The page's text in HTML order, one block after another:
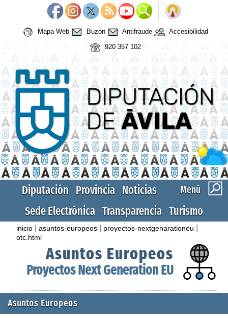
Mapa Web Buzón Antifraude
Accesibilidad
920 357 102
Menú
Diputación Provincia Noticias
Sede Electrónica Transparencia Turismo
inicio |asuntos-europeos proyectos-nextgenarationeu
otc.html
Asuntos Europeos
Proyectos Next Generation EU
Asuntos Europeos